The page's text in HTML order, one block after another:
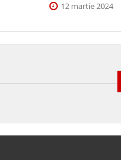
12 martie 2024